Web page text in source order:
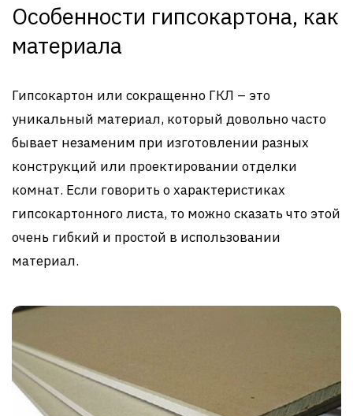
Особенности гипсокартона, как
материала
Гипсокартон или сокращенно ГКЛ – это
уникальный материал, который довольно часто
бывает незаменим при изготовлении разных
конструкций или проектировании отделки
комнат. Если говорить о характеристиках
гипсокартонного листа, то можно сказать что этой
очень гибкий и простой в использовании
материал.